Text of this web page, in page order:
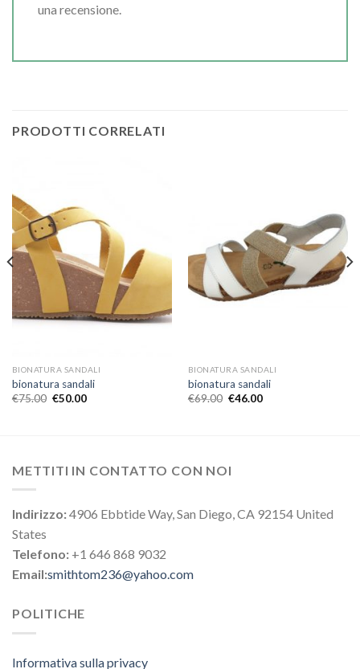
una recensione.
PRODOTTI CORRELATI
BIONATURA SANDALI
bionatura sandali
€75.00 €50.00
BIONATURA SANDALI
bionatura sandali
€69.00 €46.00
METTITI IN CONTATTO CON NOI
Indirizzo:4906 Ebbtide Way, San Diego, CA 92154 United
States
Telefono: +1 646 868 9032
Email:smithtom236@yahoo.com
POLITICHE
Informativa sulla privacy